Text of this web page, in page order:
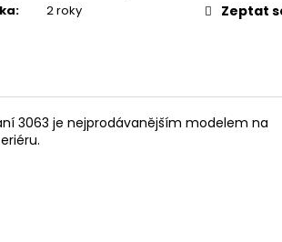
: 2 roky
Zeptat
3063 je nejprodávanějším modelem na